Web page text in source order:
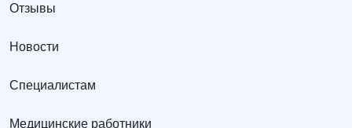
Отзывы
Новости
Специалистам
Медицинские работники